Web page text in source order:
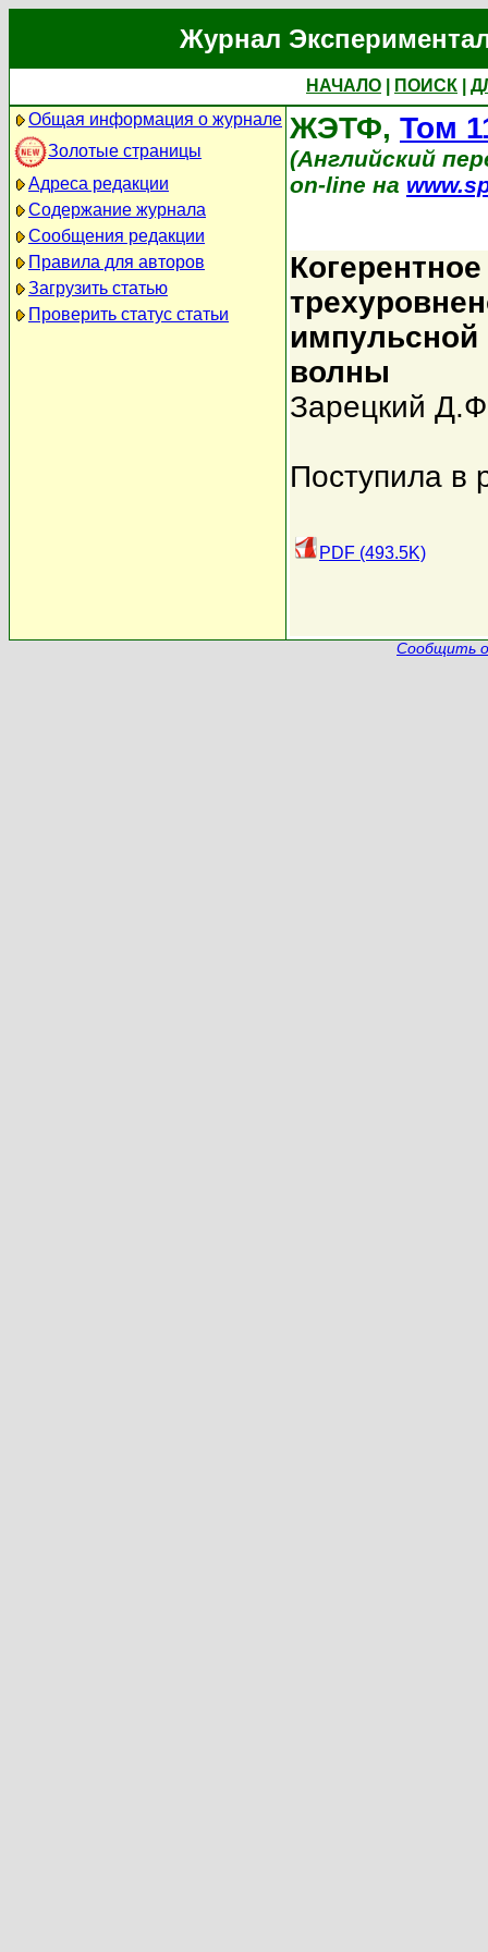
Журнал
НАЧАЛО ПОИСК
Общая информация о журнале
Золотые страницы
Адреса редакции
Содержание журнала
Сообщения редакции
Правила для авторов
Загрузить статью
Проверить статус статьи
ЖЭТФ, Том
(Английский
on-line на
импульсной
волны
Зарецкий
Поступила в
PDF (493.5K)
Сообщить о